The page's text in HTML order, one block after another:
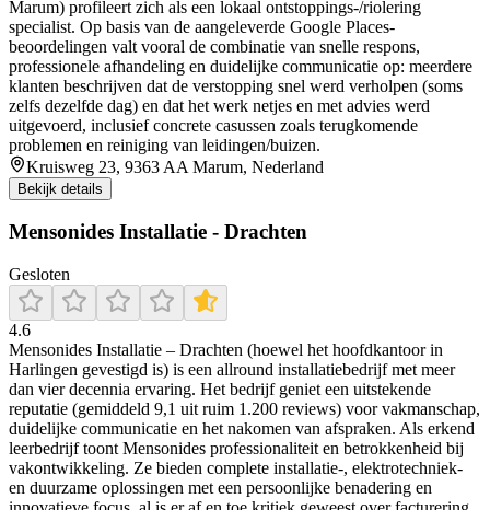
Marum) profileert zich als een lokaal ontstoppings-/riolering
specialist. Op basis van de aangeleverde Google Places-
beoordelingen valt vooral de combinatie van snelle respons,
professionele afhandeling en duidelijke communicatie op: meerdere
klanten beschrijven dat de verstopping snel werd verholpen (soms
zelfs dezelfde dag) en dat het werk netjes en met advies werd
uitgevoerd, inclusief concrete casussen zoals terugkomende
problemen en reiniging van leidingen/buizen.
Kruisweg 23, 9363 AA Marum, Nederland
Bekijk details
Mensonides Installatie - Drachten
Gesloten
4.6
Mensonides Installatie – Drachten (hoewel het hoofdkantoor in
Harlingen gevestigd is) is een allround installatiebedrijf met meer
dan vier decennia ervaring. Het bedrijf geniet een uitstekende
reputatie (gemiddeld 9,1 uit ruim 1.200 reviews) voor vakmanschap,
duidelijke communicatie en het nakomen van afspraken. Als erkend
leerbedrijf toont Mensonides professionaliteit en betrokkenheid bij
vakontwikkeling. Ze bieden complete installatie-, elektrotechniek-
en duurzame oplossingen met een persoonlijke benadering en